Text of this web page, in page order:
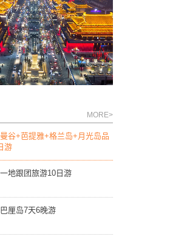
MORE>
谷+芭提雅+格兰岛+月光岛品
游
地跟团旅游10日游
厘岛7天6晚游